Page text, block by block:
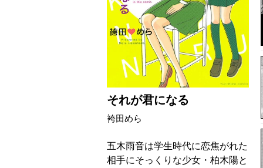
それが君になる
袴田めら
五木雨音は学生時代に恋焦がれた
相手にそっくりな少女・柏木陽と